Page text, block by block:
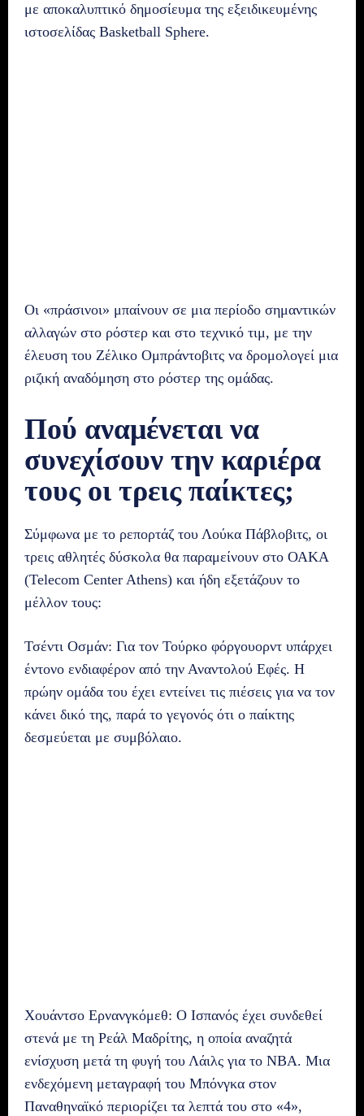
με αποκαλυπτικό δημοσίευμα της εξειδικευμένης
ιστοσελίδας Basketball Sphere.
Οι «πράσινοι» μπαίνουν σε μια περίοδο σημαντικών
αλλαγών στο ρόστερ και στο τεχνικό τιμ, με την
έλευση του Ζέλικο Ομπράντοβιτς να δρομολογεί μια
ριζική αναδόμηση στο ρόστερ της ομάδας.
Πού αναμένεται να
συνεχίσουν την καριέρα
τους οι τρεις παίκτες;
Σύμφωνα με το ρεπορτάζ του Λούκα Πάβλοβιτς, οι
τρεις αθλητές δύσκολα θα παραμείνουν στο ΟΑΚΑ
(Telecom Center Athens) και ήδη εξετάζουν το
μέλλον τους:
Τσέντι Οσμάν: Για τον Τούρκο φόργουορντ υπάρχει
έντονο ενδιαφέρον από την Αναντολού Εφές. Η
πρώην ομάδα του έχει εντείνει τις πιέσεις για να τον
κάνει δικό της, παρά το γεγονός ότι ο παίκτης
δεσμεύεται με συμβόλαιο.
Χουάντσο Ερνανγκόμεθ: Ο Ισπανός έχει συνδεθεί
στενά με τη Ρεάλ Μαδρίτης, η οποία αναζητά
ενίσχυση μετά τη φυγή του Λάιλς για το NBA. Μια
ενδεχόμενη μεταγραφή του Μπόνγκα στον
Παναθηναϊκό περιορίζει τα λεπτά του στο «4»,